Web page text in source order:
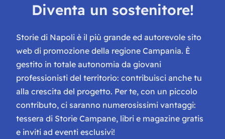
Diventa un sostenitore!
Storie di Napoli è il più grande ed autorevole sito
web di promozione della regione Campania. È
gestito in totale autonomia da giovani
professionisti del territorio: contribuisci anche tu
alla crescita del progetto. Per te, con un piccolo
contributo, ci saranno numerosissimi vantaggi:
tessera di Storie Campane, libri e magazine gratis
e inviti ad eventi esclusivi!